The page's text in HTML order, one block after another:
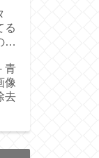
る
相
青
像
去